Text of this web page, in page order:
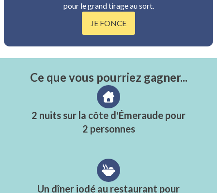
pour le grand tirage au sort.
JE FONCE
Ce que vous pourriez gagner...
2 nuits sur la côte d'Émeraude pour
2 personnes
Un dîner iodé au restaurant pour